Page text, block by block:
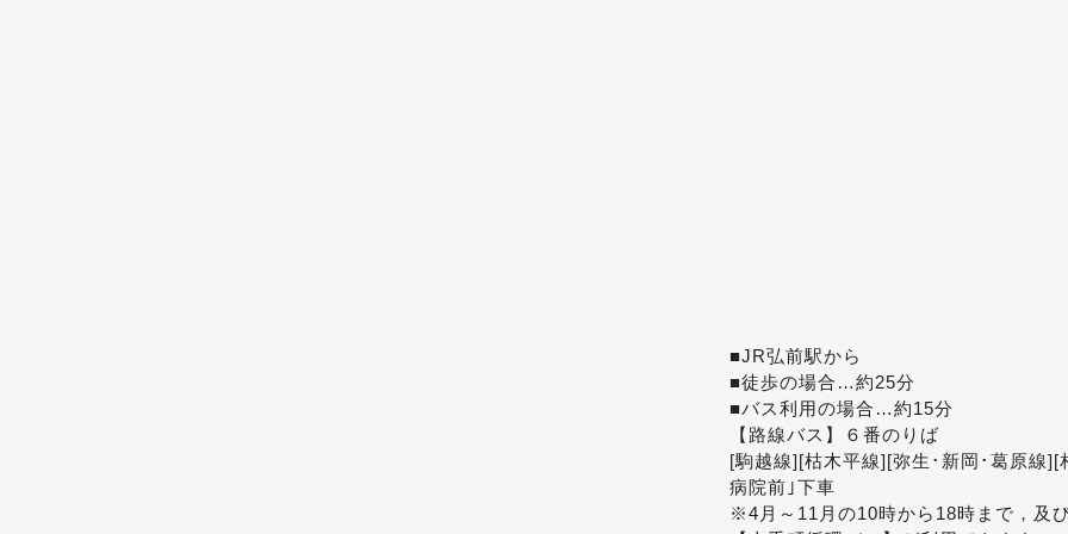
■JR弘前駅から
■徒歩の場合…約25分
■バス利用の場合…約15分
【路線バス】６番のりば
[駒越線][枯木平線][弥生･新岡･葛原線
病院前｣下車
※4月～11月の10時から18時まで，及